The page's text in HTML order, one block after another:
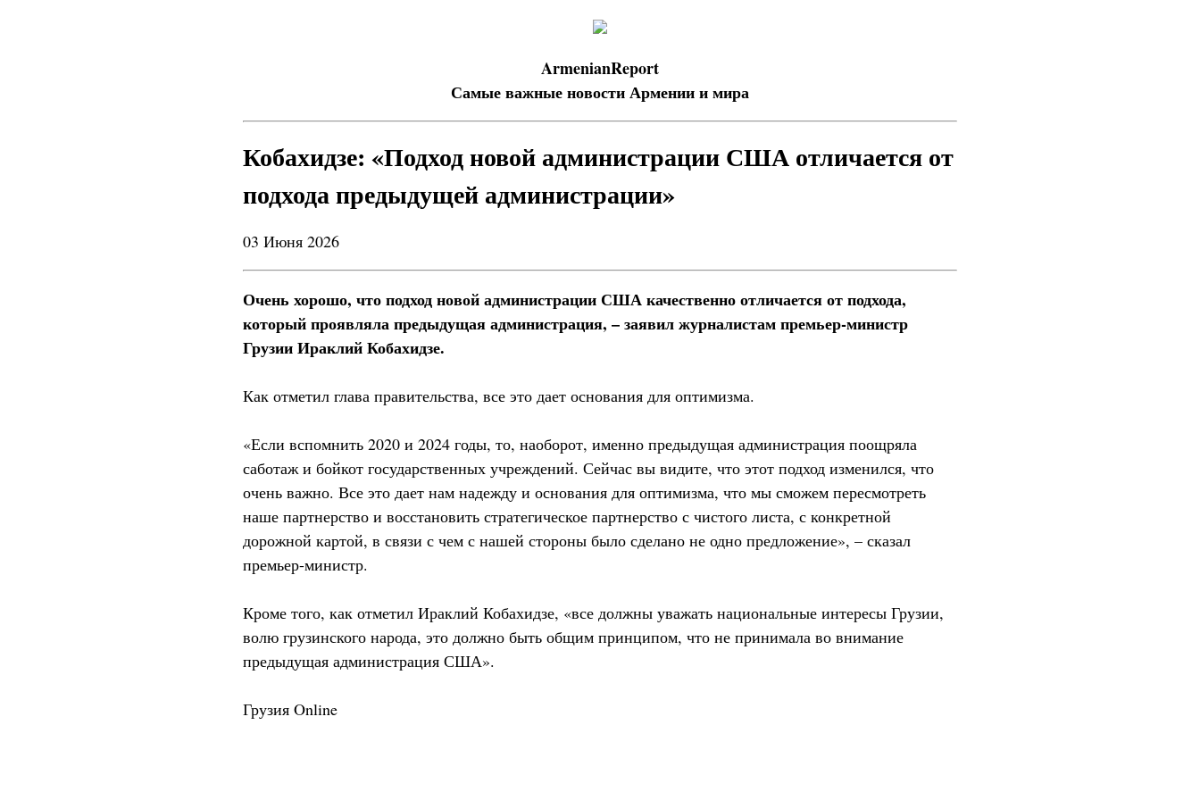
ArmenianReport
Самые важные новости Армении и мира
Кобахидзе: «Подход новой администрации США отличается от
подхода предыдущей администрации»
03 Июня 2026
Очень хорошо, что подход новой администрации США качественно отличается от подхода,
который проявляла предыдущая администрация, – заявил журналистам премьер-министр
Грузии Ираклий Кобахидзе.
Как отметил глава правительства, все это дает основания для оптимизма.
«Если вспомнить 2020 и 2024 годы, то, наоборот, именно предыдущая администрация поощряла
саботаж и бойкот государственных учреждений. Сейчас вы видите, что этот подход изменился, что
очень важно. Все это дает нам надежду и основания для оптимизма, что мы сможем пересмотреть
наше партнерство и восстановить стратегическое партнерство с чистого листа, с конкретной
дорожной картой, в связи с чем с нашей стороны было сделано не одно предложение», – сказал
премьер-министр.
Кроме того, как отметил Ираклий Кобахидзе, «все должны уважать национальные интересы Грузии,
волю грузинского народа, это должно быть общим принципом, что не принимала во внимание
предыдущая администрация США».
Грузия Online